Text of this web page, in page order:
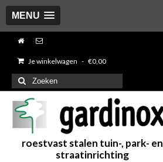
MENU
Je winkelwagen - €0,00
Zoeken
naar:
roestvast stalen tuin-, park- en
straatinrichting